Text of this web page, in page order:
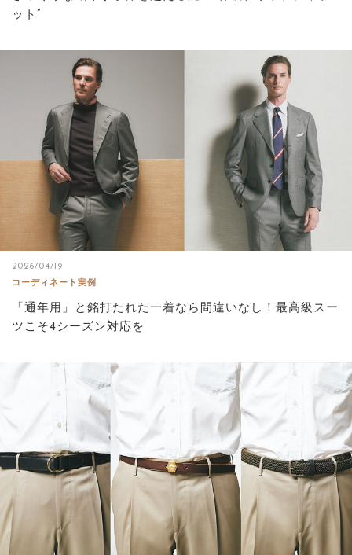
ット”
2026/04/19
コーディネート実例
「通年用」と銘打たれた一着なら間違いなし！最高級スー
ツこそ4シーズン対応を